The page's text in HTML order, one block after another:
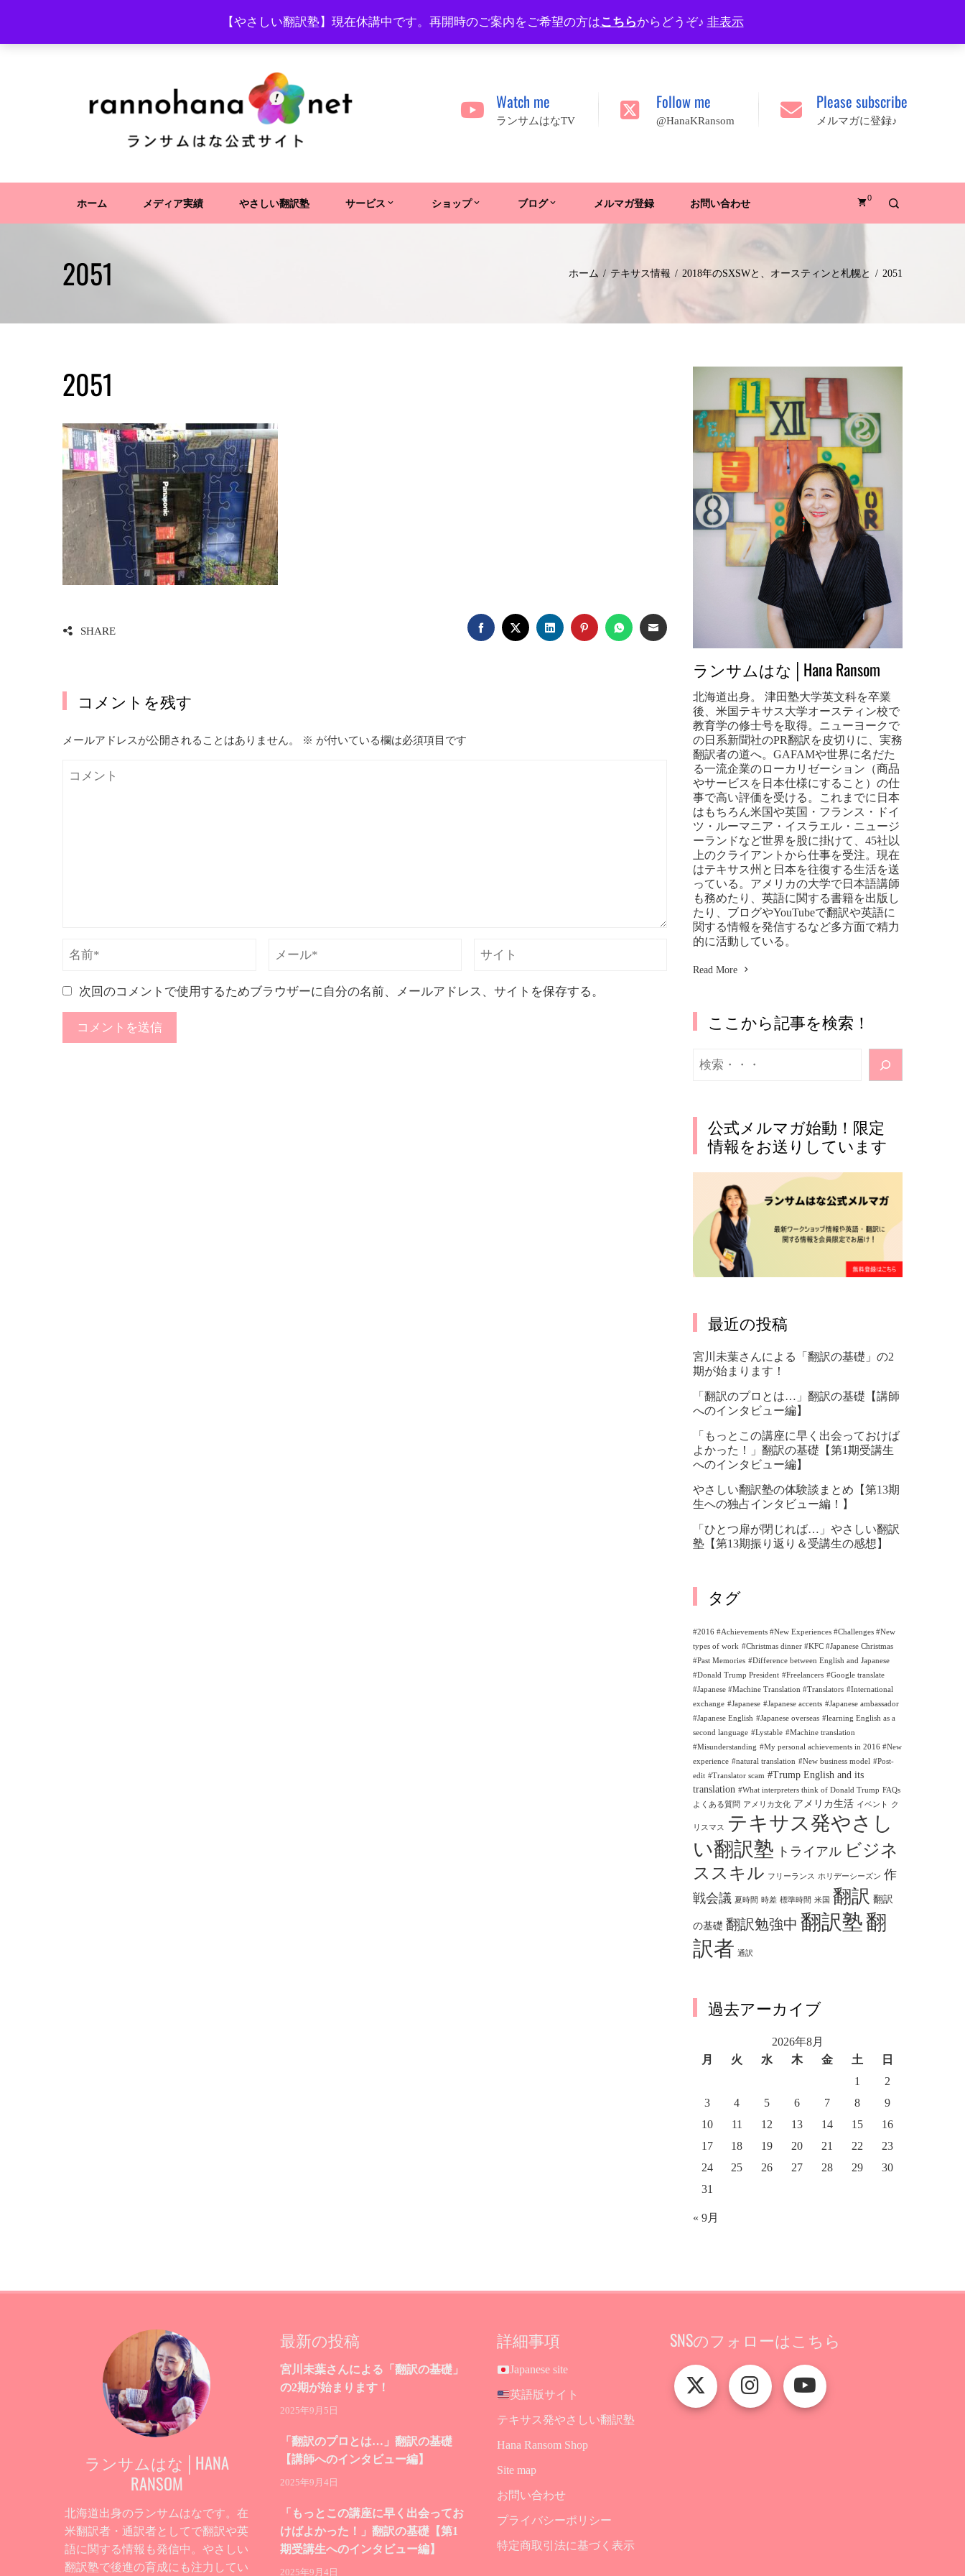
【やさしい翻訳塾】現在休講中です。再開時のご案内をご希望の方はこちらからどうぞ♪ 非表示
content
プロフィール FAQ
Watch me
ランサムはなTV
Follow me
@HanaKRansom
Please subscribe
メルマガに登録♪
ホーム メディア実績 やさしい翻訳塾 サービス ショップ ブログ メルマガ登録 お問い合わせ 0
2051 ホーム テキサス情報 2018年のSXSWと、オースティンと札幌と 2051
2051
SHARE FACEBOOKTWITTERLINKEDINPINTERESTWHATSAPP
EMAIL
コメントを残す
メールアドレスが公開されることはありません。 ※ が付いている欄は必須項目です
次回のコメントで使用するためブラウザーに自分の名前、メールアドレス、サイトを保存する。
ランサムはな│Hana Ransom
北海道出身。 津田塾大学英文科を卒業
後、米国テキサス大学オースティン校で
教育学の修士号を取得。ニューヨークで
の日系新聞社のPR翻訳を皮切りに、実務
翻訳者の道へ。GAFAMや世界に名だた
る一流企業のローカリゼーション（商品
やサービスを日本仕様にすること）の仕
事で高い評価を受ける。これまでに日本
はもちろん米国や英国・フランス・ドイ
ツ・ルーマニア・イスラエル・ニュージ
ーランドなど世界を股に掛けて、45社以
上のクライアントから仕事を受注。現在
はテキサス州と日本を往復する生活を送
っている。アメリカの大学で日本語講師
も務めたり、英語に関する書籍を出版し
たり、ブログやYouTubeで翻訳や英語に
関する情報を発信するなど多方面で精力
的に活動している。
Read More
ここから記事を検索！
索
公式メルマガ始動！限定
情報をお送りしています
最近の投稿
宮川未葉さんによる「翻訳の基礎」の2
期が始まります！
「翻訳のプロとは…」翻訳の基礎【講師
へのインタビュー編】
「もっとこの講座に早く出会っておけば
よかった！」翻訳の基礎【第1期受講生
へのインタビュー編】
やさしい翻訳塾の体験談まとめ【第13期
生への独占インタビュー編！】
「ひとつ扉が閉じれば…」やさしい翻訳
塾【第13期振り返り＆受講生の感想】
タグ
#2016 #Achievements #New Experiences #Challenges #New
types of work #Christmas dinner #KFC #Japanese Christmas
#Past Memories #Difference between English and Japanese
#Donald Trump President #Freelancers #Google translate
#Japanese #Machine Translation #Translators #International
exchange #Japanese #Japanese accents #Japanese ambassador
#Japanese English #Japanese overseas #learning English as a
second language #Lystable #Machine translation
#Misunderstanding #My personal achievements in 2016 #New
experience #natural translation #New business model #Post-
edit #Translator scam #Trump English and its
translation #What interpreters think of Donald Trump FAQs
よくある質問 アメリカ文化 アメリカ生活 イベント ク
リスマス
テキサス発やさし
い翻訳塾 トライアル ビジネ
ススキル フリーランス ホリデーシーズン 作
戦会議 夏時間 時差 標準時間 米国 翻訳 翻訳
の基礎 翻訳勉強中 翻訳塾翻
訳者 通訳
過去アーカイブ
2026年8月
月
火 水 木 金 土
日
1
2
3
4 5 6 7 8
9
10
11 12 13 14 15
16
17
18 19 20 21 22
23
24
25 26 27 28 29
30
31
« 9月
ランサムはな│HANA
RANSOM
北海道出身のランサムはなです。在
米翻訳者・通訳者としてで翻訳や英
語に関する情報も発信中。やさしい
翻訳塾で後進の育成にも注力してい
最新の投稿
宮川未葉さんによる「翻訳の基礎」
の2期が始まります！
2025年9月5日
「翻訳のプロとは…」翻訳の基礎
【講師へのインタビュー編】
2025年9月4日
「もっとこの講座に早く出会ってお
けばよかった！」翻訳の基礎【第1
期受講生へのインタビュー編】
2025年9月4日
詳細事項
Japanese site
英語版サイト
テキサス発やさしい翻訳塾
Hana Ransom Shop
Site map
お問い合わせ
プライバシーポリシー
特定商取引法に基づく表示
SNSのフォローはこちら